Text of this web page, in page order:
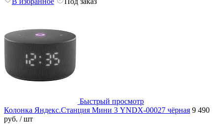
Быстрый просмотр
Колонка Яндекс.Станция Мини 3 YNDX-00027 чёрная 9 490
руб. / шт